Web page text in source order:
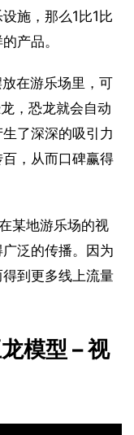
施，那么1比1比
产品。
在游乐场里，可
，恐龙就会自动
了深深的吸引力
，从而口碑赢得
某地游乐场的视
泛的传播。因为
到更多线上流量
模型 – 视